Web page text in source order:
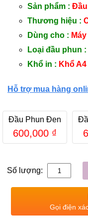
Sản phẩm : Đầu
Thương hiệu :
Dùng cho :
Loại đầu phun :
Khổ in : Khổ A4
Hỗ trợ mua hàng
Đầu Phun Đen
600,000 ₫
Số lượng:
Gọi điện